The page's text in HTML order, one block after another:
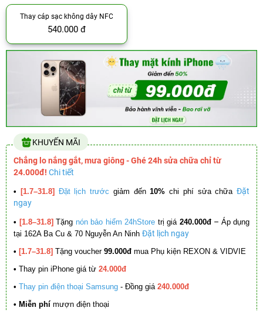
Thay cáp sạc không dây NFC
540.000 đ
KHUYẾN MÃI
Chẳng lo nắng gắt, mưa giông - Ghé 24h sửa chữa chỉ từ
24.000đ! Chi tiết
• [1.7–31.8] Đặt lịch trước giảm đến10% chi phí sửa chữa Đặt
ngay
• [1.8–31.8] Tặng nón bảo hiểm 24hStore trị giá 240.000đ – Áp dụng
tại 162A Ba Cu & 70 Nguyễn An Ninh Đặt lịch ngay
• [1.7–31.8] Tặng voucher 99.000đ mua Phụ kiện REXON & VIDVIE
• Thay pin iPhone giá từ 24.000đ
• Thay pin điện thoại Samsung - Đồng giá 240.000đ
• Miễn phí mượn điện thoại